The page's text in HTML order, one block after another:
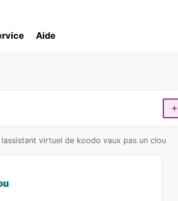
Aide
lassistant virtuel de koodo vaux pas un clou